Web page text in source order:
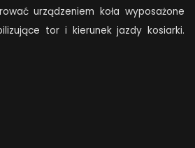
urządzeniem koła wyposażone
tor i kierunek jazdy kosiarki.